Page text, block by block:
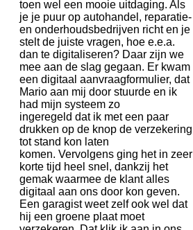
toen wel een mooie uitdaging. Als
je je puur op autohandel, reparatie-
en onderhoudsbedrijven richt en je
stelt de juiste vragen, hoe e.e.a.
dan te digitaliseren? Daar zijn we
mee aan de slag gegaan. Er kwam
een digitaal aanvraagformulier, dat
Mario aan mij door stuurde en ik
had mijn systeem zo
ingeregeld dat ik met een paar
drukken op de knop de verzekering
tot stand kon laten
komen. Vervolgens ging het in zeer
korte tijd heel snel, dankzij het
gemak waarmee de klant alles
digitaal aan ons door kon geven.
Een garagist weet zelf ook wel dat
hij een groene plaat moet